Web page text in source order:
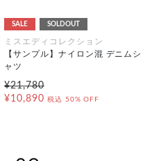
SALE SOLDOUT
ミスエディコレクション
【サンプル】ナイロン混 デニムシ
ャツ
¥21,780
¥10,890 税込 50% OFF